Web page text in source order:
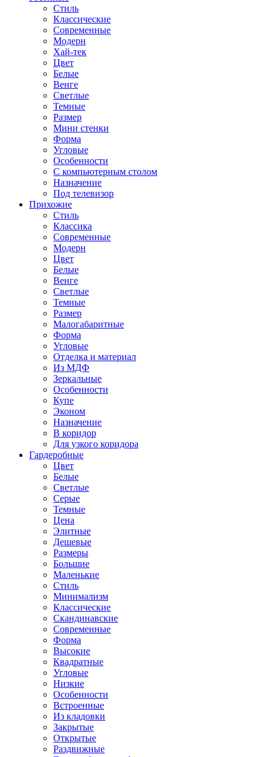
Стиль
Классические
Современные
Модерн
Хай-тек
Цвет
Белые
Венге
Светлые
Темные
Размер
Мини стенки
Форма
Угловые
Особенности
С компьютерным столом
Назначение
Под телевизор
Прихожие
Стиль
Классика
Современные
Модерн
Цвет
Белые
Венге
Светлые
Темные
Размер
Малогабаритные
Форма
Угловые
Отделка и материал
Из МДФ
Зеркальные
Особенности
Купе
Эконом
Назначение
В коридор
Для узкого коридора
Гардеробные
Цвет
Белые
Светлые
Серые
Темные
Цена
Элитные
Дешевые
Размеры
Большие
Маленькие
Стиль
Минимализм
Классические
Скандинавские
Современные
Форма
Высокие
Квадратные
Угловые
Низкие
Особенности
Встроенные
Из кладовки
Закрытые
Открытые
Раздвижные